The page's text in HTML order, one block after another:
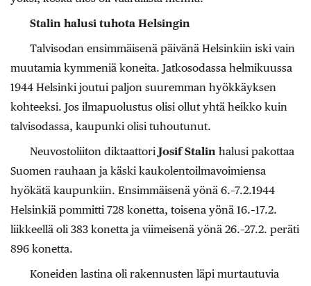
Stalin halusi tuhota Helsingin
Talvisodan ensimmäisenä päivänä Helsinkiin iski vain
muutamia kymmeniä koneita. Jatkosodassa helmikuussa
1944 Helsinki joutui paljon suuremman hyökkäyksen
kohteeksi. Jos ilmapuolustus olisi ollut yhtä heikko kuin
talvisodassa, kaupunki olisi tuhoutunut.
Neuvostoliiton diktaattori Josif Stalin halusi pakottaa
Suomen rauhaan ja käski kaukolentoilmavoimiensa
hyökätä kaupunkiin. Ensimmäisenä yönä 6.–7.2.1944
Helsinkiä pommitti 728 konetta, toisena yönä 16.–17.2.
liikkeellä oli 383 konetta ja viimeisenä yönä 26.–27.2. peräti
896 konetta.
Koneiden lastina oli rakennusten läpi murtautuvia